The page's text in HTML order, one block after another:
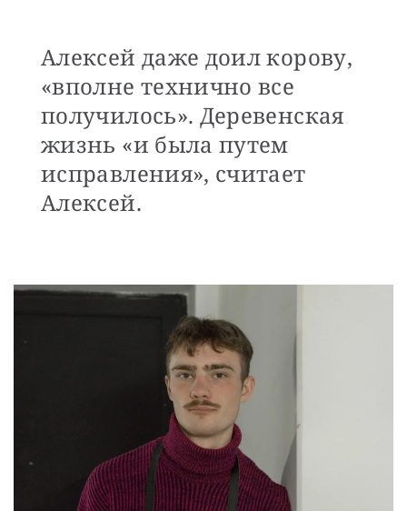
Алексей даже доил корову,
«вполне технично все
получилось». Деревенская
жизнь «и была путем
исправления», считает
Алексей.